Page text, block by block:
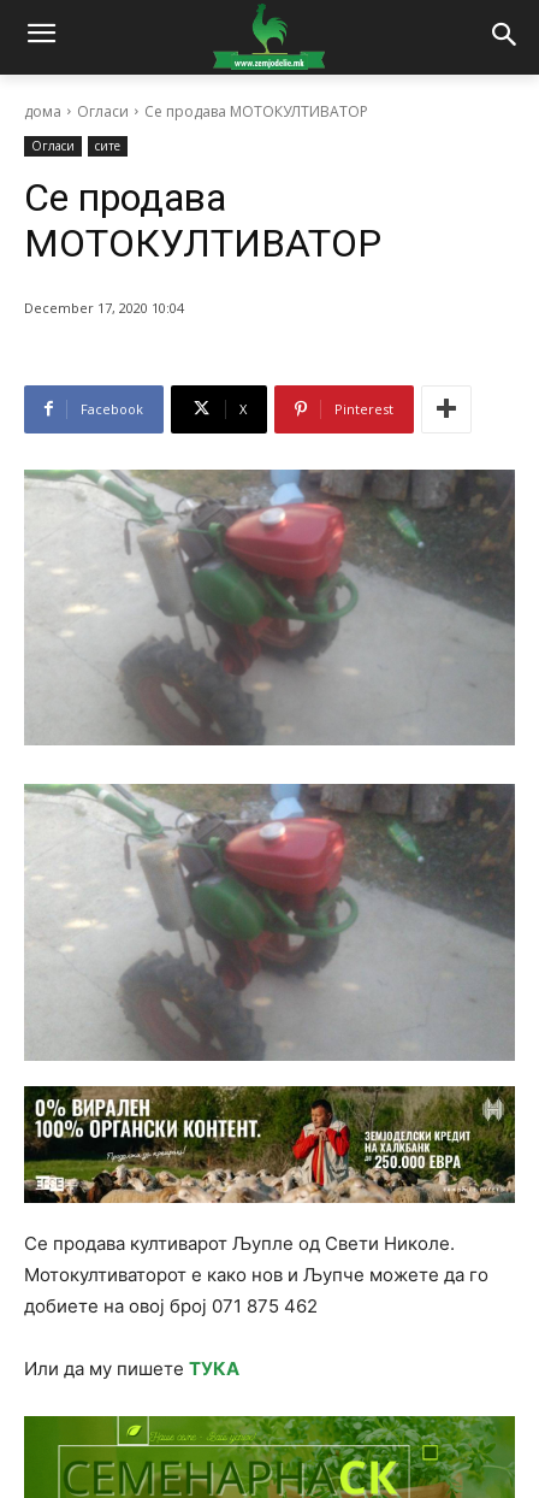
дома Огласи Се продава МОТОКУЛТИВАТОР
Огласи сите
Се продава
МОТОКУЛТИВАТОР
December 17, 2020 10:04
Facebook X Pinterest
Се продава култиварот Љупле од Свети Николе.
Мотокултиваторот е како нов и Љупче можете да го
добиете на овој број 071 875 462
Или да му пишете ТУКА